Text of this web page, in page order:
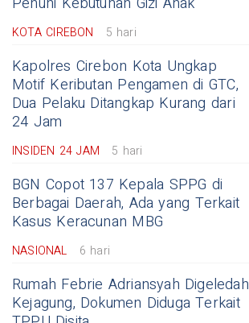
KOTA CIREBON 5 hari
Kapolres Cirebon Kota Ungkap
Motif Keributan Pengamen di GTC,
Dua Pelaku Ditangkap Kurang dari
24 Jam
INSIDEN 24 JAM 5 hari
BGN Copot 137 Kepala SPPG di
Berbagai Daerah, Ada yang Terkait
Kasus Keracunan MBG
NASIONAL 6 hari
Rumah Febrie Adriansyah Digeledah
Kejagung, Dokumen Diduga Terkait